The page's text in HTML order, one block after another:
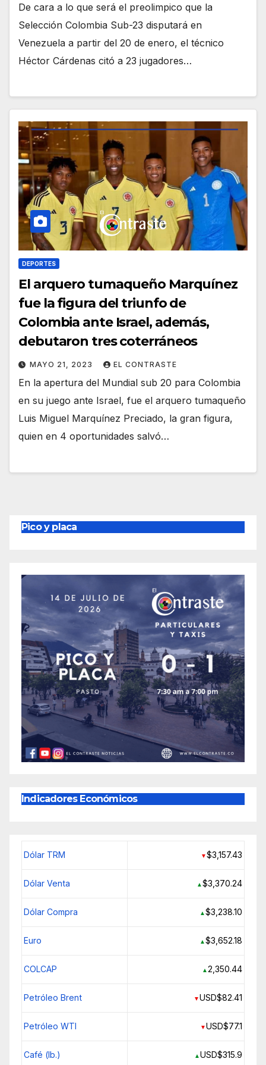
De cara a lo que será el preolimpico que la
Selección Colombia Sub-23 disputará en
Venezuela a partir del 20 de enero, el técnico
Héctor Cárdenas citó a 23 jugadores…
DEPORTES
El arquero tumaqueño Marquínez
fue la figura del triunfo de
Colombia ante Israel, además,
debutaron tres coterráneos
MAYO 21, 2023 EL CONTRASTE
En la apertura del Mundial sub 20 para Colombia
en su juego ante Israel, fue el arquero tumaqueño
Luis Miguel Marquínez Preciado, la gran figura,
quien en 4 oportunidades salvó…
Pico y placa
Indicadores Económicos
Dólar TRM ▼$3,157.43
Dólar Venta ▲$3,370.24
Dólar Compra ▲$3,238.10
Euro ▲$3,652.18
COLCAP ▲2,350.44
Petróleo Brent ▼USD$82.41
Petróleo WTI ▼USD$77.1
Café (lb.) ▲USD$315.9